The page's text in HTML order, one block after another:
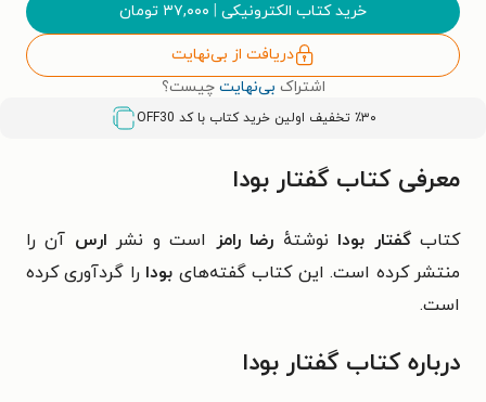
خرید کتاب الکترونیکی | ۳۷,۰۰۰ تومان
دریافت از بی‌نهایت
اشتراک بی‌نهایت چیست؟
٪۳۰ تخفیف اولین خرید کتاب با کد OFF30
معرفی کتاب گفتار بودا
کتابگفتار بودا نوشتهٔ رضا رامز است و نشر ارس آن را
منتشر کرده است. این کتاب گفته‌های بودا را گردآوری کرده
است.
درباره کتاب گفتار بودا